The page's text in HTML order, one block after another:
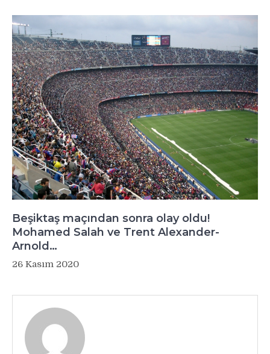
Beşiktaş maçından sonra olay oldu!
Mohamed Salah ve Trent Alexander-
Arnold…
26 Kasım 2020